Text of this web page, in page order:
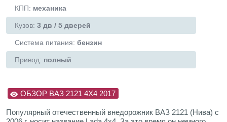
КПП: механика
Кузов: 3 дв / 5 дверей
Система питания: бензин
Привод: полный
ОБЗОР ВАЗ 2121 4X4 2017
Популярный отечественный внедорожник ВАЗ 2121 (Нива) с